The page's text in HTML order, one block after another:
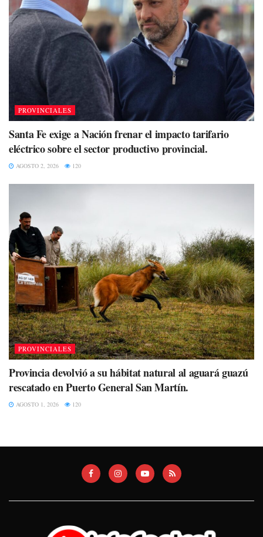
PROVINCIALES
Santa Fe exige a Nación frenar el impacto tarifario
eléctrico sobre el sector productivo provincial.
AGOSTO 2, 2026 120
PROVINCIALES
Provincia devolvió a su hábitat natural al aguará guazú
rescatado en Puerto General San Martín.
AGOSTO 1, 2026 120